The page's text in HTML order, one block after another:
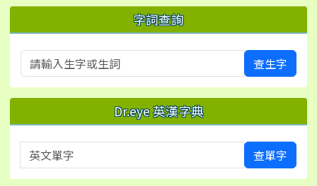
字詞查詢
查生字
Dr.eye 英漢字典
英文單字 查單字